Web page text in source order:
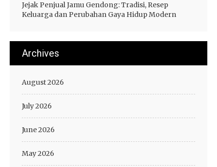
Jejak Penjual Jamu Gendong: Tradisi, Resep
Keluarga dan Perubahan Gaya Hidup Modern
Archives
August 2026
July 2026
June 2026
May 2026